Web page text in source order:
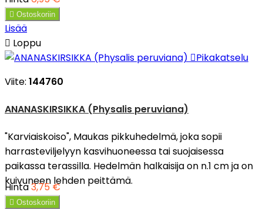
 Ostoskoriin
Lisää
 Loppu
Pikakatselu
Viite: 144760
ANANASKIRSIKKA (Physalis peruviana)
"Karviaiskoiso", Maukas pikkuhedelmä, joka sopii
harrasteviljelyyn kasvihuoneessa tai suojaisessa
paikassa terassilla. Hedelmän halkaisija on n.1 cm ja on
kuivuneen lehden peittämä.
Hinta3,75 €
 Ostoskoriin